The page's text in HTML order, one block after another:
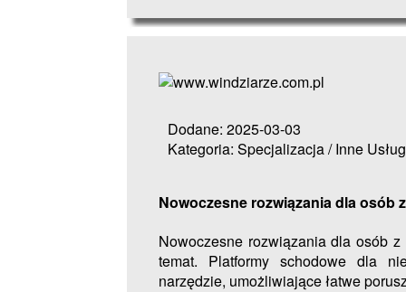
Dodane: 2025-03-03
Kategoria: Specjalizacja / Inne
Nowoczesne rozwiązania dla osób
Nowoczesne rozwiązania dla osób
temat. Platformy schodowe dla
narzędzie, umożliwiające łatwe